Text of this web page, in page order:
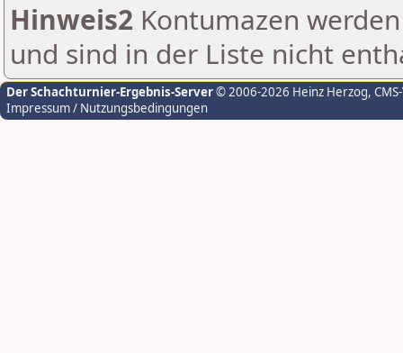
Hinweis2 Kontumazen
und sind in der Liste nicht
Der Schachturnier-Ergebnis-Server© 2006-2026 Heinz Herzog,
Impressum / Nutzungsbedingungen